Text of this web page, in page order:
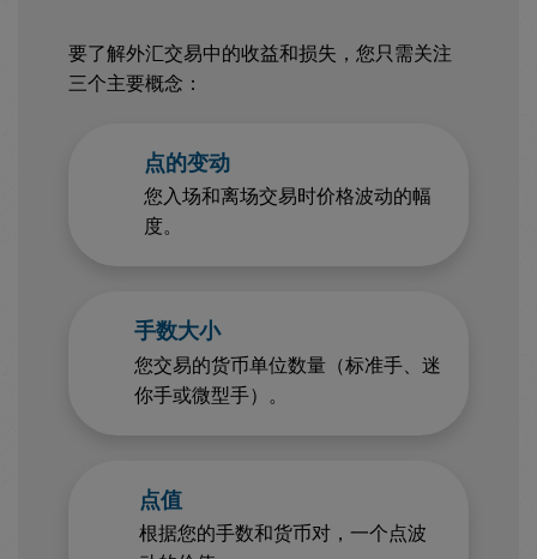
要了解外汇交易中的收益和损失，您只需关注
三个主要概念：
点的变动
您入场和离场交易时价格波动的幅
度。
手数大小
您交易的货币单位数量（标准手、迷
你手或微型手）。
点值
根据您的手数和货币对，一个点波